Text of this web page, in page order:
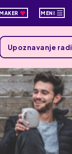
MENI
Upoznavanje